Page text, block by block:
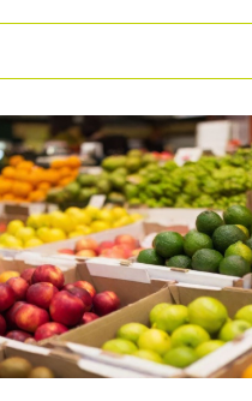
i
e
s
p
r
i
x
à
l
a
c
o
n
s